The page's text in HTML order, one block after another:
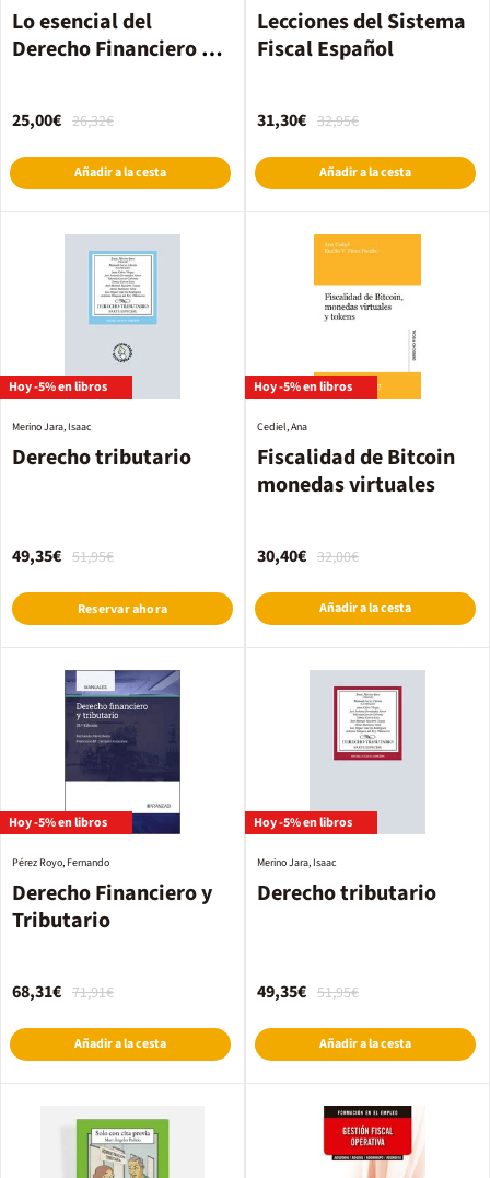
Lo esencial del
Derecho Financiero y
26,32€
25,00€
Añadir a la cesta
Lecciones del Sistema
Fiscal Español
32,95€
31,30€
Añadir a la cesta
Hoy -5% en libros
Derecho tributario
Merino Jara, Isaac
51,95€
49,35€
Reservar ahora
Hoy -5% en libros
Fiscalidad de Bitcoin
monedas virtuales
Cediel, Ana
32,00€
30,40€
Añadir a la cesta
Hoy -5% en libros
Derecho Financiero y
Tributario
Pérez Royo, Fernando
71,91€
68,31€
Añadir a la cesta
Hoy -5% en libros
Derecho tributario
Merino Jara, Isaac
51,95€
49,35€
Añadir a la cesta